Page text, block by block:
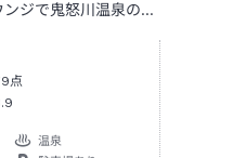
ンジで鬼怒川温泉の…
点
温泉